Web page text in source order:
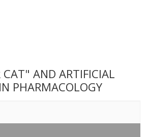
CAT" AND ARTIFICIAL
PHARMACOLOGY